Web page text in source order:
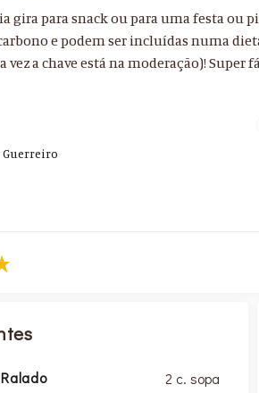
gira para snack ou para uma festa ou
e podem ser incluídas numa
vez a chave está na moderação)! Super
Guerreiro
2 c. sopa